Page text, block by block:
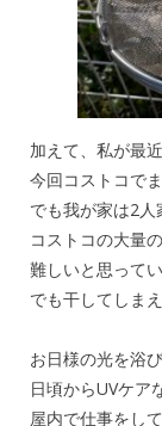
加えて、私が最
今回コストコで
でも我が家は2人
コストコの大量
難しいと思ってい
でも干してしま
お日様の光を浴
日頃からUVケア
屋内で仕事をし